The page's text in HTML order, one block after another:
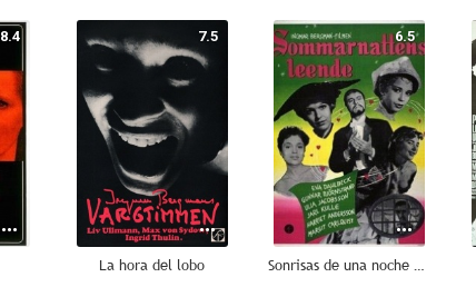
8.4 7.5
La hora del lobo
6.5
Sonrisas de una noche de verano